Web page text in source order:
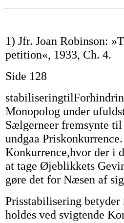
1) Jfr. Joan Robinson:
petition«, 1933, Ch. 4.
Side 128
Monopolog under
Sælgerneer fremsynte
undgaa
Konkurrence,hvor der i
at tage Øjeblikkets
gøre det for Næsen af
Prisstabilisering
holdes ved svigtende